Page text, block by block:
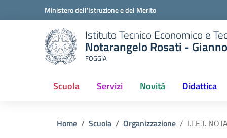
Ministero dell'Istruzione e del Merito
Istituto Tecnico Economico e
Notarangelo Rosati -
FOGGIA
Scuola Servizi Novità
(current) Didattica
Home Scuola Organizzazione I.T.E.T.